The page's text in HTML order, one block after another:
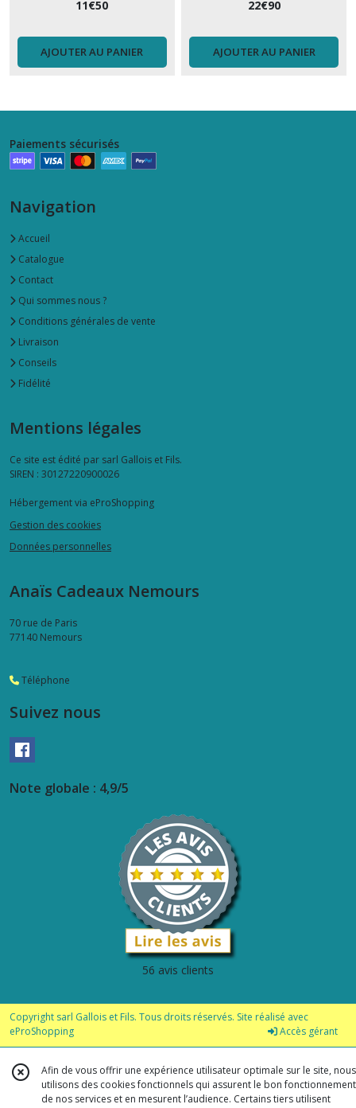
11€50
AJOUTER AU PANIER
22€90
AJOUTER AU PANIER
Paiements sécurisés
Navigation
Accueil
Catalogue
Contact
Qui sommes nous ?
Conditions générales de vente
Livraison
Conseils
Fidélité
Mentions légales
Ce site est édité par sarl Gallois et Fils.
SIREN : 30127220900026
Hébergement via eProShopping
Gestion des cookies
Données personnelles
Anaïs Cadeaux Nemours
70 rue de Paris
77140 Nemours
Téléphone
Suivez nous
Note globale : 4,9/5
56 avis clients
Copyright sarl Gallois et Fils. Tous droits réservés. Site réalisé avec
eProShopping
Accès gérant
Afin de vous offrir une expérience utilisateur optimale sur le site, nous
utilisons des cookies fonctionnels qui assurent le bon fonctionnement
de nos services et en mesurent l’audience. Certains tiers utilisent